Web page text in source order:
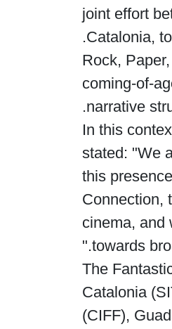
joint effort
Catalonia,
"Rock,
coming-of-
narrative
In this
stated: "We
this
Connection,
cinema, and
towards
The
Catalonia
(CIFF),